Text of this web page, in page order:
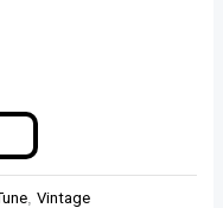
,Vintage